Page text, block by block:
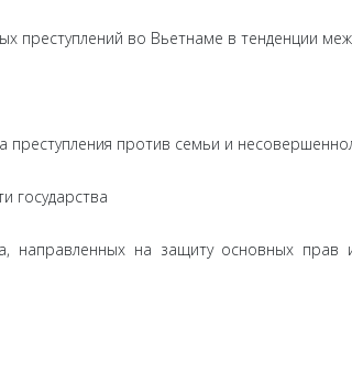
во Вьетнаме в тенденции
против семьи и
государства
направленных на защиту основных